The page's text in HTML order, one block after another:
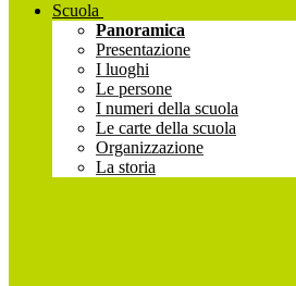
Scuola
Panoramica
Presentazione
I luoghi
Le persone
I numeri della scuola
Le carte della scuola
Organizzazione
La storia